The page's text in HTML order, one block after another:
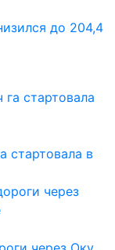
до 204,4
стартовала в